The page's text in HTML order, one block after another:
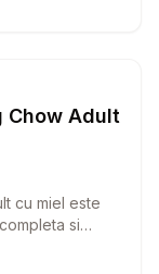
Hrana Uscata Caini
Chow Adult
cu miel este
si
sustine un stil